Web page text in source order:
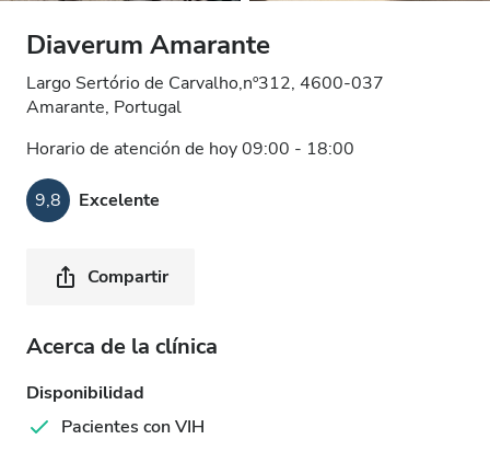
Diaverum Amarante
Largo Sertório de Carvalho,nº312, 4600-037
Amarante, Portugal
Horario de atención de hoy 09:00 - 18:00
9,8 Excelente
Compartir
Acerca de la clínica
Disponibilidad
Pacientes con VIH